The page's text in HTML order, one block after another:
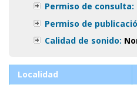
Permiso de consulta:
Permiso de
Calidad de sonido:
Localidad